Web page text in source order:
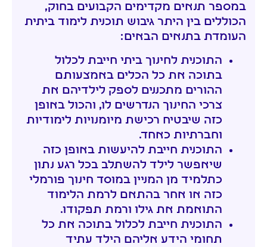
במספר תנאים מקדימים הקבועים בחוק,
הכוללים בין היתר גיבוש תוכנית לימוד ביתית
העומדת בתנאים הבאים:
התוכנית לחינוך ביתי חייבת לכלול
בתוכה את כל הכלים באמצעותם
ההורים מתכננים לספק לילדיהם את
צרכי החינוך הנדרשים לו, והכול באופן
כזה שיבטיח רכישת מיומנויות לימודיות
וחברתיות כאחד.
התוכנית חייבת להיעשות באופן כזה
שיאפשר לילד להשתלב בכל רגע נתון
כתלמיד מן המניין במוסד חינוך פורמלי
כזה או אחר בהתאם לרמת הלימוד
התואמת את גילו ורמת תפקודו.
התוכנית חייבת לכלול בתוכה את כל
תחומי הידע אליהם הילד עתיד